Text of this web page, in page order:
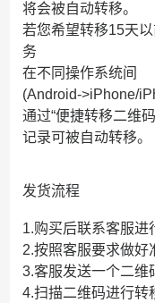
将会被自动转移。
若您希望转移15天
务
在不同操作系统间
(Android->iPhone/
通过“便捷转移二维
记录可被自动转移。
发货流程
1.购买后联系客服进
2.按照客服要求做好
3.客服发送一个二维
4.扫描二维码进行转